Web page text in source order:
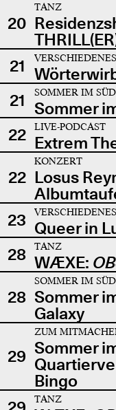
20
TANZ
21
VERSCHIEDENES
21
SOMMER IM
Sommer
22
LIVE-PODCAST
Extrem
22
KONZERT
Losus
23
VERSCHIEDENES
Queer in
28
TANZ
WÆXE:
28
SOMMER IM
Sommer
Galaxy
29
ZUM
Sommer
Bingo
TANZ